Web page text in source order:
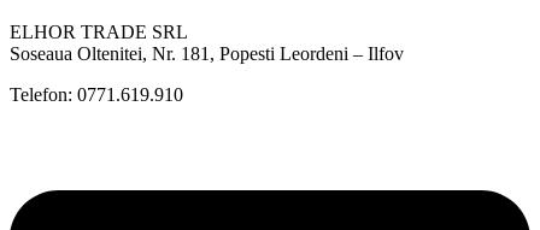
ELHOR TRADE SRL
Soseaua Oltenitei, Nr. 181, Popesti Leordeni – Ilfov
Telefon: 0771.619.910